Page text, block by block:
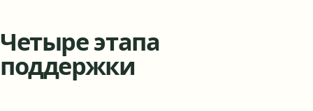
Четыре этапа
поддержки